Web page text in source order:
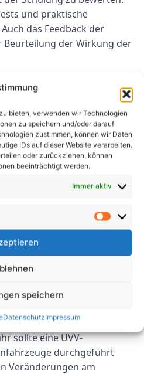
bieten, verwenden wir Technologien
zu speichern und/oder darauf
zustimmen, können wir Daten
IDs auf dieser Website verarbeiten.
oder zurückziehen, können
beeinträchtigt werden.
Immer aktiv
speichern
DatenschutzImpressum
und praktische
das Feedback der
der Wirkung der
und
ist die
Unterweisung für
Durch die Befolgung
Schritte
Mitarbeitern wirksame
eine UVV-
sollte eine UVV-
durchgeführt
Veränderungen am